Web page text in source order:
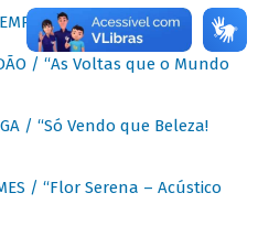
/ “As Voltas que o Mundo
/ “Só Vendo que Beleza!
/ “Flor Serena – Acústico